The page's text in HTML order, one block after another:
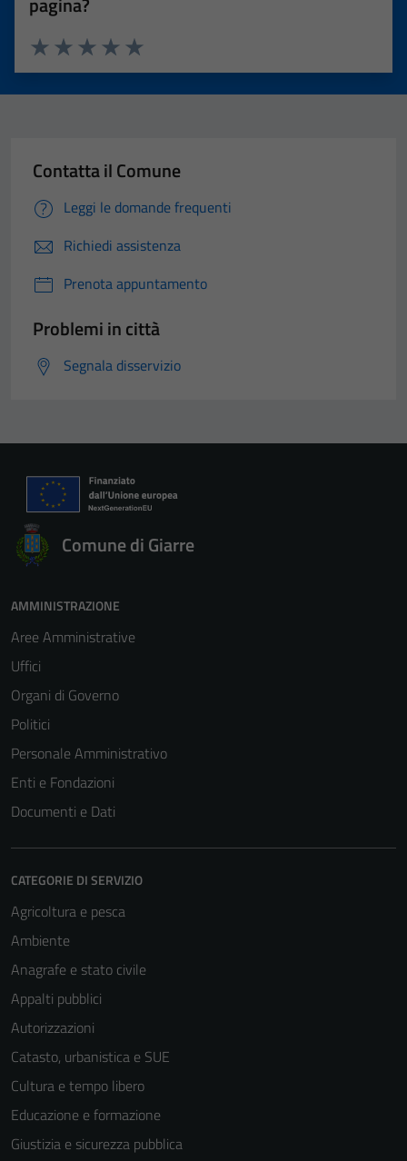
Valuta 5 stelle su 5
Valuta 4 stelle su 5
Valuta 3 stelle su 5
Valuta 2 stelle su 5
Valuta 1 stelle su 5
Contatta il Comune
Leggi le domande frequenti
Richiedi assistenza
Prenota appuntamento
Problemi in città
Segnala disservizio
Comune di Giarre
AMMINISTRAZIONE
Aree Amministrative
Uffici
Organi di Governo
Politici
Personale Amministrativo
Enti e Fondazioni
Documenti e Dati
CATEGORIE DI SERVIZIO
Agricoltura e pesca
Ambiente
Anagrafe e stato civile
Appalti pubblici
Autorizzazioni
Catasto, urbanistica e SUE
Cultura e tempo libero
Educazione e formazione
Giustizia e sicurezza pubblica